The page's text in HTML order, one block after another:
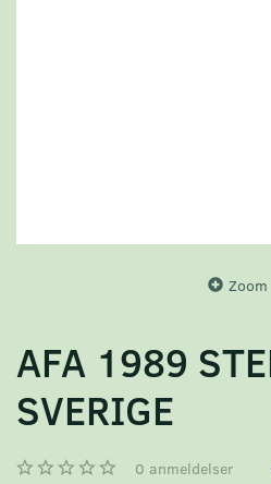
Zoom
AFA 1989
SVERIGE
0 anmeldelser